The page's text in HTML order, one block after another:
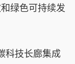
绿色可持续发
技长廊集成